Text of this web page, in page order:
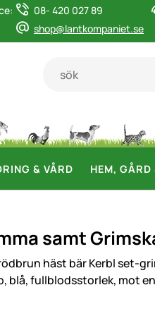
08- 420 027 89
shop@lantkompaniet.se
& VÅRD HEM,
samt